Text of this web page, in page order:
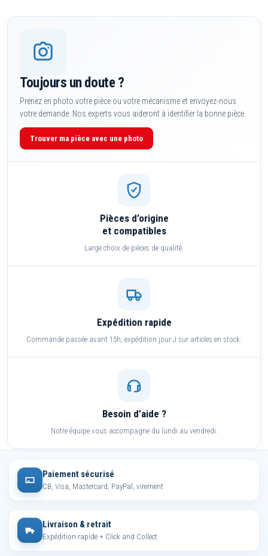
Toujours un doute ?
Prenez en photo votre pièce ou votre mécanisme et envoyez-nous
votre demande. Nos experts vous aideront à identifier la bonne pièce.
Trouver ma pièce avec une photo
Pièces d’origine
et compatibles
Large choix de pièces de qualité.
Expédition rapide
Commande passée avant 15h, expédition jour J sur articles en stock.
Besoin d’aide ?
Notre équipe vous accompagne du lundi au vendredi.
Paiement sécurisé
CB, Visa, Mastercard, PayPal, virement
Livraison & retrait
Expédition rapide + Click and Collect